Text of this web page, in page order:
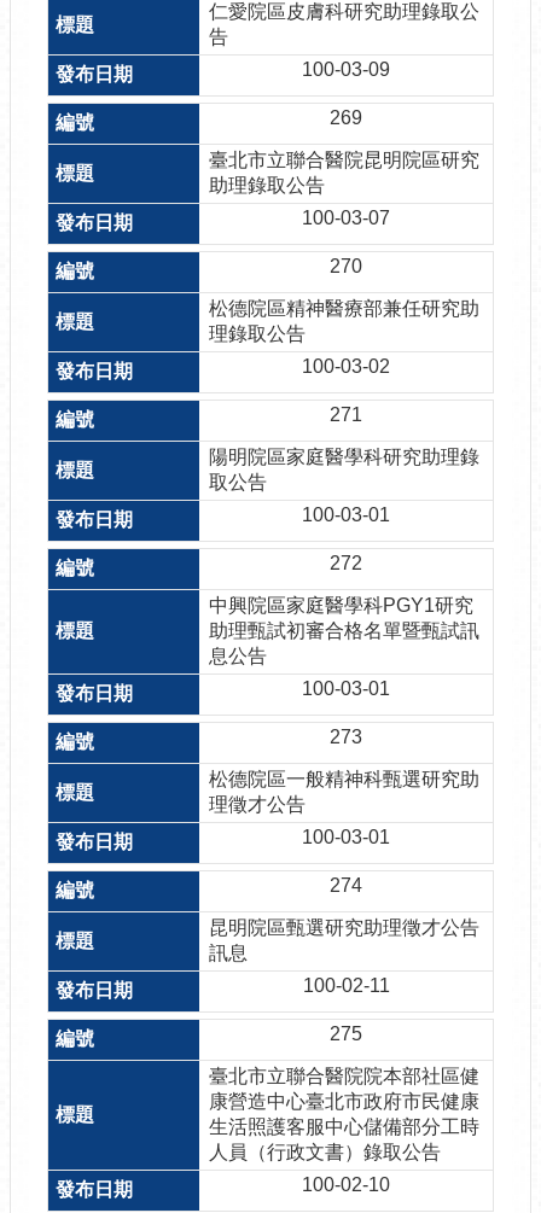
仁愛院區皮膚科研究助理錄取公
告
100-03-09
269
臺北市立聯合醫院昆明院區研究
助理錄取公告
100-03-07
270
松德院區精神醫療部兼任研究助
理錄取公告
100-03-02
271
陽明院區家庭醫學科研究助理錄
取公告
100-03-01
272
中興院區家庭醫學科PGY1研究
助理甄試初審合格名單暨甄試訊
息公告
100-03-01
273
松德院區一般精神科甄選研究助
理徵才公告
100-03-01
274
昆明院區甄選研究助理徵才公告
訊息
100-02-11
275
臺北市立聯合醫院院本部社區健
康營造中心臺北市政府市民健康
生活照護客服中心儲備部分工時
人員（行政文書）錄取公告
100-02-10